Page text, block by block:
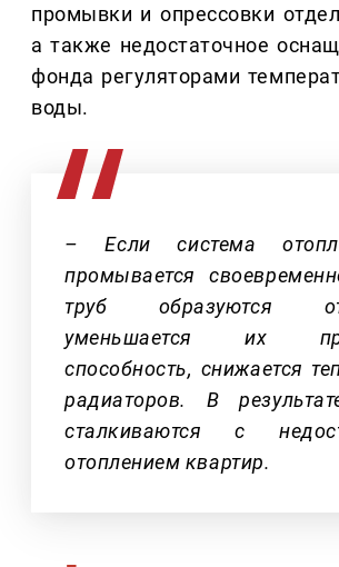
промывки и опрессовки
а также недостаточное
фонда регуляторами
воды.
– Если система
промывается
труб образуются
уменьшается их
способность, снижается
радиаторов. В
сталкиваются с
отоплением квартир.